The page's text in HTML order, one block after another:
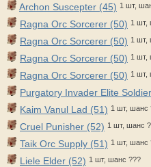
Archon Suscepter (45) 1 шт,
Ragna Orc Sorcerer (50) 1 шт,
Ragna Orc Sorcerer (50) 1 шт,
Ragna Orc Sorcerer (50) 1 шт,
Ragna Orc Sorcerer (50) 1 шт,
Purgatory Invader Elite
Kaim Vanul Lad (51) 1 шт, шанс
Cruel Punisher (52) 1 шт, шанс
Taik Orc Supply (51) 1 шт, шанс
Liele Elder (52) 1 шт, шанс ???